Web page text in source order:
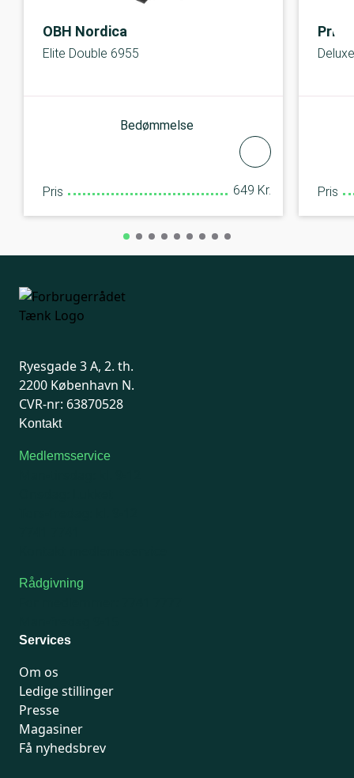
OBH Nordica
Elite Double 6955
Bedømmelse
Pris 649 Kr.
Deluxe
Pris
Ryesgade 3 A, 2. th.
2200 København N.
CVR-nr: 63870528
Kontakt
Medlemsservice
Rådgivning
Services
Om os
Ledige stillinger
Presse
Magasiner
Få nyhedsbrev